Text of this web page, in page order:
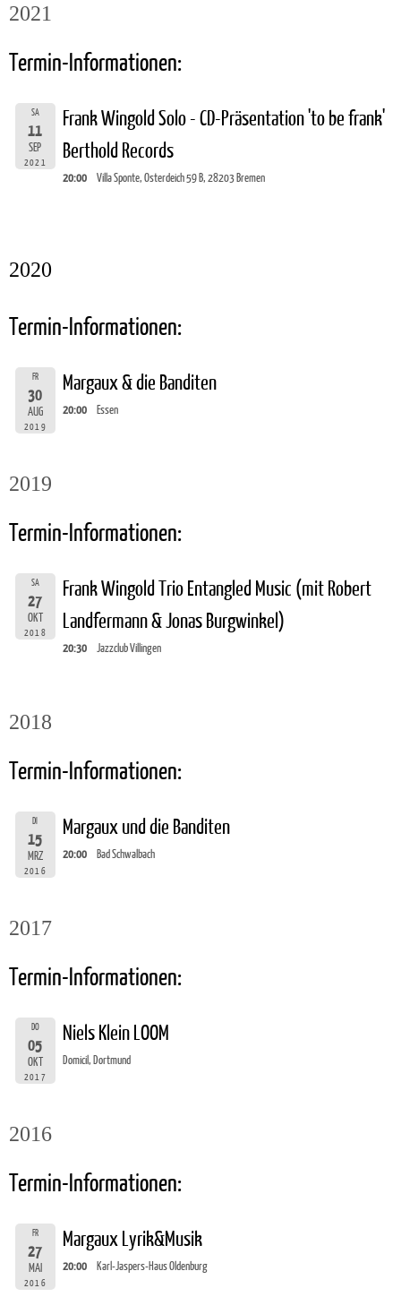
2021
Termin-Informationen:
SA
11
SEP
2021
Frank Wingold Solo - CD-Präsentation 'to be frank'
Berthold Records
20:00 Villa Sponte, Osterdeich 59 B, 28203 Bremen
2020
Termin-Informationen:
FR
30
AUG
2019
Margaux & die Banditen
20:00 Essen
2019
Termin-Informationen:
SA
27
OKT
2018
Frank Wingold Trio Entangled Music (mit Robert
Landfermann & Jonas Burgwinkel)
20:30 Jazzclub Villingen
2018
Termin-Informationen:
DI
15
MRZ
2016
Margaux und die Banditen
20:00 Bad Schwalbach
2017
Termin-Informationen:
DO
05
OKT
2017
Niels Klein LOOM
Domicil, Dortmund
2016
Termin-Informationen:
FR
27
MAI
2016
Margaux Lyrik&Musik
20:00 Karl-Jaspers-Haus Oldenburg